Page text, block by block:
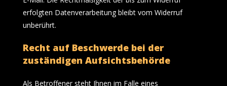
erfolgten Datenverarbeitung bleibt vom Widerruf
unberührt.
Recht auf Beschwerde bei der
zuständigen Aufsichtsbehörde
Als Betroffener steht Ihnen im Falle eines